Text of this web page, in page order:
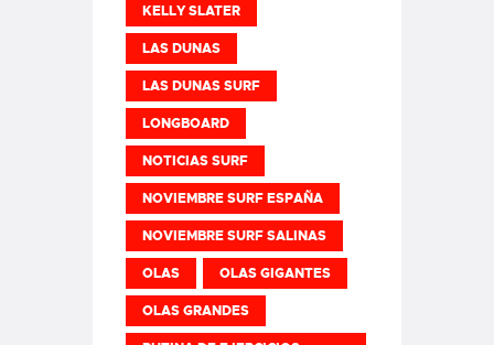
KELLY SLATER
LAS DUNAS
LAS DUNAS SURF
LONGBOARD
NOTICIAS SURF
NOVIEMBRE SURF ESPAÑA
NOVIEMBRE SURF SALINAS
OLAS OLAS GIGANTES
OLAS GRANDES